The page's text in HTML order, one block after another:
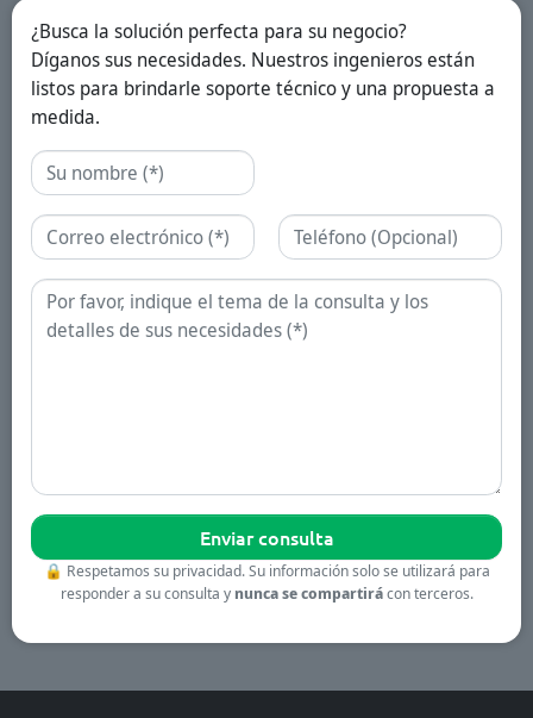
¿Busca la solución perfecta para su negocio?
Díganos sus necesidades. Nuestros ingenieros están
listos para brindarle soporte técnico y una propuesta a
medida.
Nombre
Correo electrónico Teléfono
Consulta
🔒 Respetamos su privacidad. Su información solo se utilizará para
responder a su consulta y nunca se compartirácon terceros.